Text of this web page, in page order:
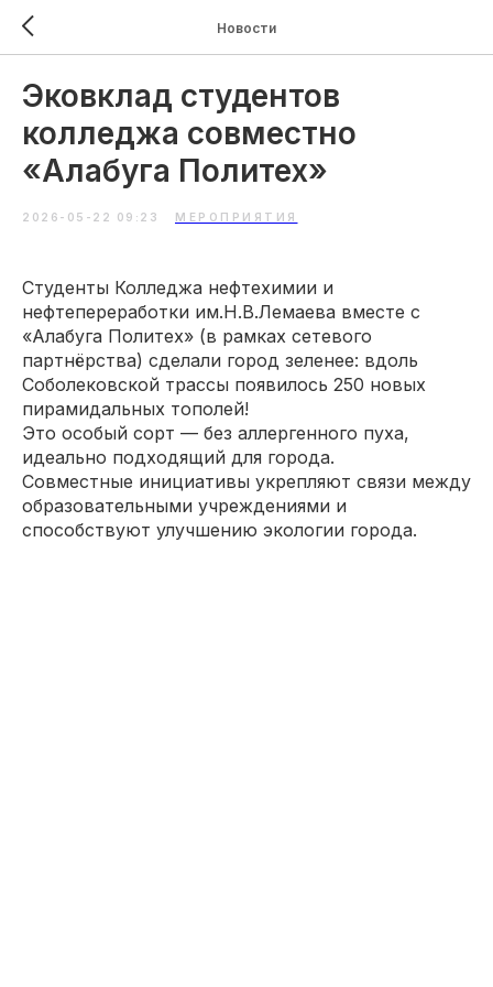
Новости
Эковклад студентов
колледжа совместно
«Алабуга Политех»
2026-05-22 09:23 МЕРОПРИЯТИЯ
Студенты Колледжа нефтехимии и
нефтепереработки им.Н.В.Лемаева вместе с
«Алабуга Политех» (в рамках сетевого
партнёрства) сделали город зеленее: вдоль
Соболековской трассы появилось 250 новых
пирамидальных тополей!
Это особый сорт — без аллергенного пуха,
идеально подходящий для города.
Совместные инициативы укрепляют связи между
образовательными учреждениями и
способствуют улучшению экологии города.